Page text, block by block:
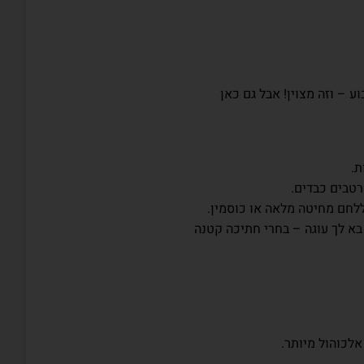
– וזה מצוין! אבל גם כאן
כבדים.
מחיטה מלאה או כוסמין.
בא לך עוגה – בחרי חתיכה קטנה
מיותר.